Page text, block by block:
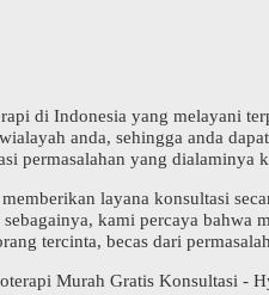
di Indonesia yang melayani
anda, sehingga anda
permasalahan yang
layana konsultasi
kami percaya
tercinta, becas dari
Murah Gratis Konsultasi -